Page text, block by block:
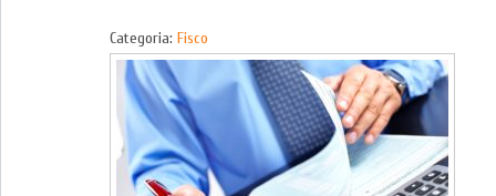
Categoria: Fisco